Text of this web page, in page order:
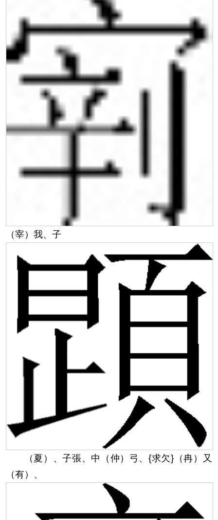
（宰）我、子
（夏） 、子張、中（仲）弓、{求欠} （冉）又
（有）、